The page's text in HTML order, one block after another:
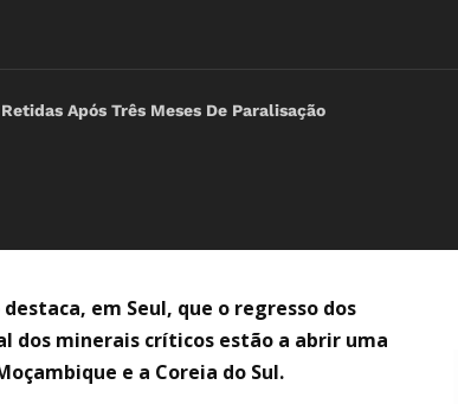
Após Três Meses De Paralisação
em Seul, que o regresso dos
dos minerais críticos estão a abrir uma
e a Coreia do Sul.